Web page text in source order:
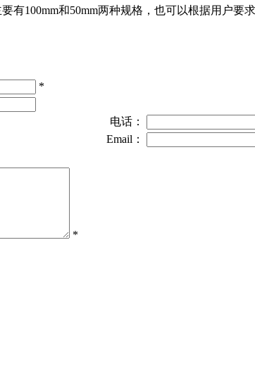
要有100mm和50mm两种规格，也可以根据用户要求
*
电话：
Email：
*